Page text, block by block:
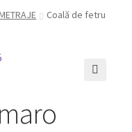
Coală de fetru